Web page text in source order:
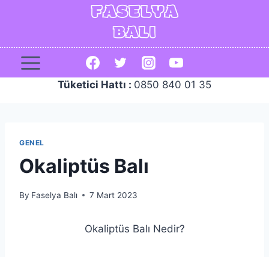
Tüketici Hattı : 0850 840 01 35
GENEL
Okaliptüs Balı
By Faselya Balı 7 Mart 2023
Okaliptüs Balı Nedir?